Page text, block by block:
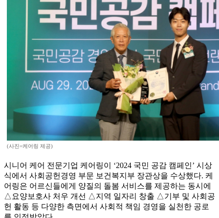
(사진=케어링 제공)
시니어 케어 전문기업 케어링이 ‘2024 국민 공감 캠페인’ 시상
식에서 사회공헌경영 부문 보건복지부 장관상을 수상했다. 케
어링은 어르신들에게 양질의 돌봄 서비스를 제공하는 동시에
△요양보호사 처우 개선 △지역 일자리 창출 △기부 및 사회공
헌 활동 등 다양한 측면에서 사회적 책임 경영을 실천한 공로